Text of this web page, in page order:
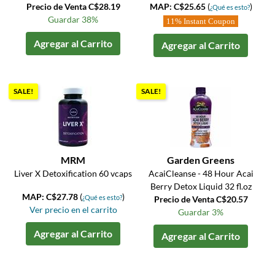
Precio de Venta C$28.19
Guardar 38%
Agregar al Carrito
MAP: C$25.65 (¿Qué es esto?)
11% Instant Coupon
Agregar al Carrito
SALE!
MRM
Liver X Detoxification 60 vcaps
MAP: C$27.78 (¿Qué es esto?)
Ver precio en el carrito
Agregar al Carrito
SALE!
Garden Greens
AcaiCleanse - 48 Hour Acai
Berry Detox Liquid 32 fl.oz
Precio de Venta C$20.57
Guardar 3%
Agregar al Carrito